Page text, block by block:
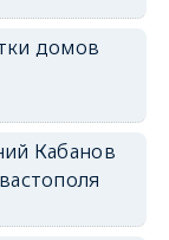
домов
Кабанов